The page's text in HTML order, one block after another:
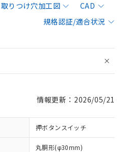
取りつけ穴加工図
CAD
規格認証/適合状況
情報更新：2026/05/21
押ボタンスイッチ
丸胴形(φ30mm)